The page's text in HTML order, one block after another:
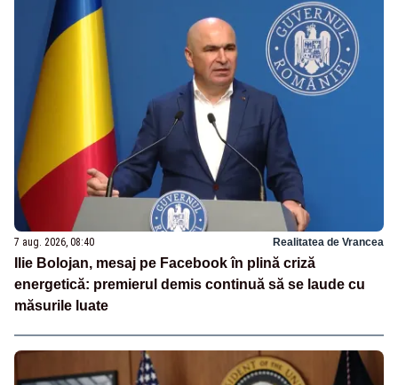
7 aug. 2026, 08:40 Realitatea de Vrancea
Ilie Bolojan, mesaj pe Facebook în plină criză
energetică: premierul demis continuă să se laude cu
măsurile luate